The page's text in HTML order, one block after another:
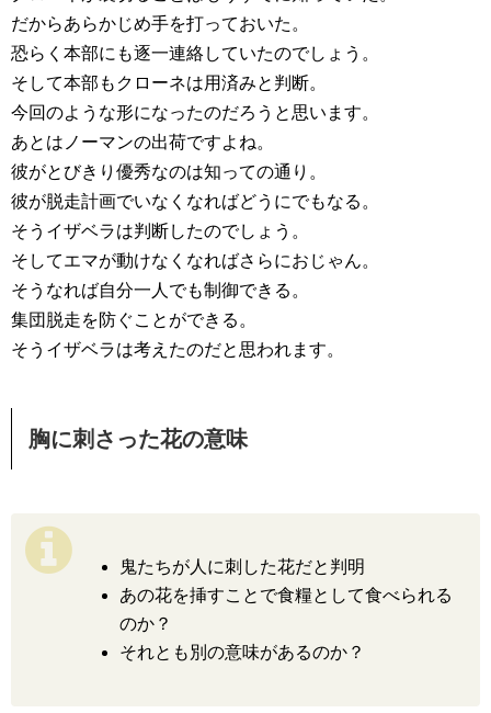
だからあらかじめ手を打っておいた。
恐らく本部にも逐一連絡していたのでしょう。
そして本部もクローネは用済みと判断。
今回のような形になったのだろうと思います。
あとはノーマンの出荷ですよね。
彼がとびきり優秀なのは知っての通り。
彼が脱走計画でいなくなればどうにでもなる。
そうイザベラは判断したのでしょう。
そしてエマが動けなくなればさらにおじゃん。
そうなれば自分一人でも制御できる。
集団脱走を防ぐことができる。
そうイザベラは考えたのだと思われます。
胸に刺さった花の意味
鬼たちが人に刺した花だと判明
あの花を挿すことで食糧として食べられる
のか？
それとも別の意味があるのか？